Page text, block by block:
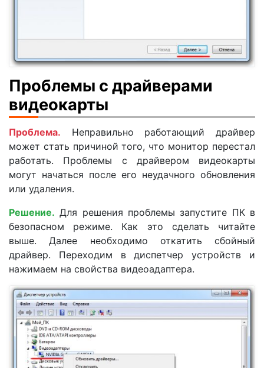
Проблемы с драйверами
видеокарты
Проблема. Неправильно работающий драйвер
может стать причиной того, что монитор перестал
работать. Проблемы с драйвером видеокарты
могут начаться после его неудачного обновления
или удаления.
Решение. Для решения проблемы запустите ПК в
безопасном режиме. Как это сделать читайте
выше. Далее необходимо откатить сбойный
драйвер. Переходим в диспетчер устройств и
нажимаем на свойства видеоадаптера.